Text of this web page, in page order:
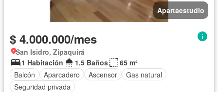
Apartaestudio
$ 4.000.000/mes
San Isidro, Zipaquirá
1 Habitación
1,5 Baños
65 m²
Balcón
Aparcadero Ascensor
Gas natural
Seguridad privada